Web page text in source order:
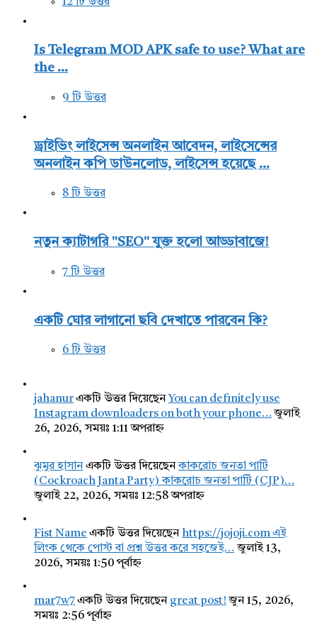
Is Telegram MOD APK safe to use? What are
the ...
9 টি উত্তর
ড্রাইভিং লাইসেন্স অনলাইন আবেদন, লাইসেন্সের
অনলাইন কপি ডাউনলোড, লাইসেন্স হয়েছে ...
8 টি উত্তর
নতুন ক্যাটাগরি "SEO" যুক্ত হলো আড্ডাবাজে!
7 টি উত্তর
একটি ঘোর লাগানো ছবি দেখাতে পারবেন কি?
6 টি উত্তর
jahanurএকটি উত্তর দিয়েছেন You can definitely use
Instagram downloaders on both your phone… জুলাই
26, 2026, সময়ঃ 1:11 অপরাহ্ন
ঝুমুর হাসানএকটি উত্তর দিয়েছেনকাকরোচ জনতা পার্টি
(Cockroach Janta Party) কাকরোচ জনতা পার্টি (CJP)…
জুলাই 22, 2026, সময়ঃ 12:58 অপরাহ্ন
Fist Name একটি উত্তর দিয়েছেন https://jojoji.com এই
লিংক থেকে পোস্ট বা প্রশ্ন উত্তর করে সহজেই… জুলাই 13,
2026, সময়ঃ 1:50 পূর্বাহ্ন
mar7w7একটি উত্তর দিয়েছেন great post! জুন 15, 2026,
সময়ঃ 2:56 পূর্বাহ্ন